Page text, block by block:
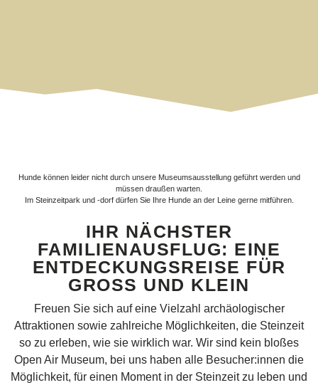
Hunde können leider nicht durch unsere Museumsausstellung geführt werden und
müssen draußen warten.
Im Steinzeitpark und -dorf dürfen Sie Ihre Hunde an der Leine gerne mitführen.
IHR NÄCHSTER
FAMILIENAUSFLUG: EINE
ENTDECKUNGSREISE FÜR
GROSS UND KLEIN
Freuen Sie sich auf eine Vielzahl archäologischer
Attraktionen sowie zahlreiche Möglichkeiten, die Steinzeit
so zu erleben, wie sie wirklich war. Wir sind kein bloßes
Open Air Museum, bei uns haben alle Besucher:innen die
Möglichkeit, für einen Moment in der Steinzeit zu leben und